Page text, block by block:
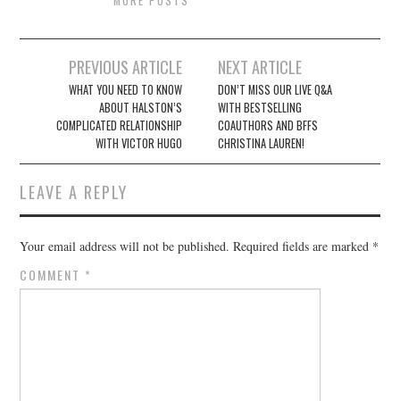
navigation
PREVIOUS ARTICLE
WHAT YOU NEED TO KNOW
ABOUT HALSTON’S
COMPLICATED RELATIONSHIP
WITH VICTOR HUGO
NEXT ARTICLE
DON’T MISS OUR LIVE Q&A
WITH BESTSELLING
COAUTHORS AND BFFS
CHRISTINA LAUREN!
LEAVE A REPLY
Your email address will not be published. Required fields are marked *
COMMENT *